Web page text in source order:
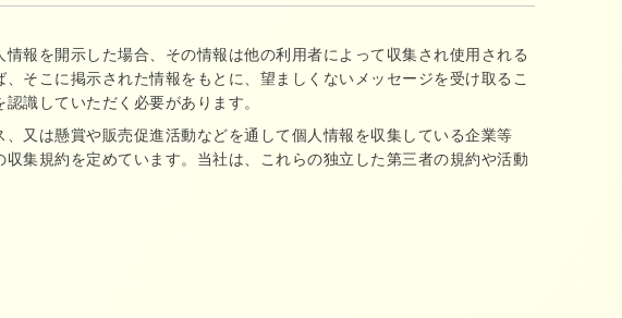
報を開示した場合、その情報は他の利用者によって収集され使用される
そこに掲示された情報をもとに、望ましくないメッセージを受け取るこ
識していただく必要があります。
又は懸賞や販売促進活動などを通して個人情報を収集している企業等
集規約を定めています。当社は、これらの独立した第三者の規約や活動